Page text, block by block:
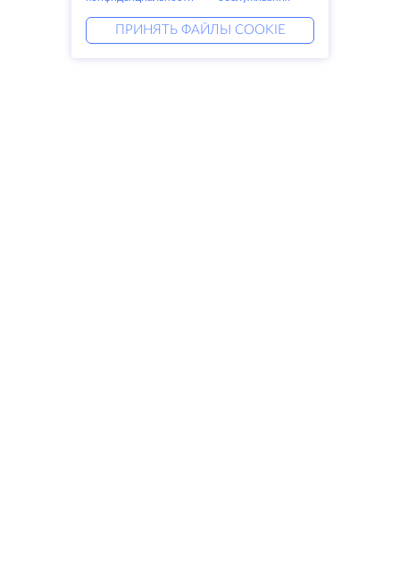
ПРИНЯТЬ ФАЙЛЫ COOKIE